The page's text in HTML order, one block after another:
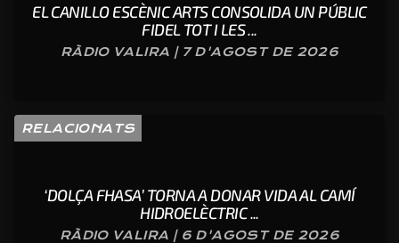
EL CANILLO ESCÈNIC ARTS CONSOLIDA UN PÚBLIC
FIDEL TOT I LES ...
RÀDIO VALIRA | 7 D'AGOST DE 2026
RELACIONATS
‘DOLÇA FHASA’ TORNA A DONAR VIDA AL CAMÍ
HIDROELÈCTRIC ...
RÀDIO VALIRA | 6 D'AGOST DE 2026